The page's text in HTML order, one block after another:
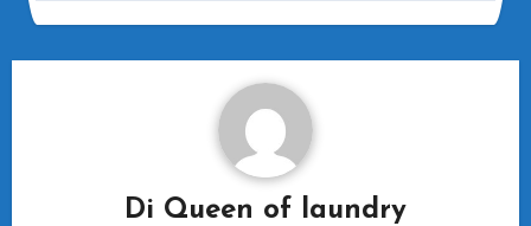
Di Queen of laundry